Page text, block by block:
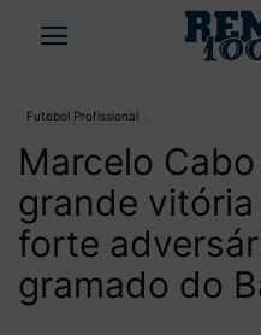
Futebol Profissional
Marcelo
grande
forte
gramado do